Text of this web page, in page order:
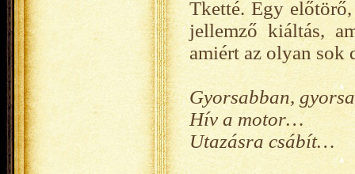
Tketté. Egy
jellemző kiáltás,
amiért az olyan
Gyorsabban,
Hív a motor…
Utazásra csábít…